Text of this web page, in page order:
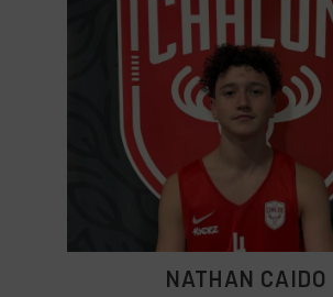
NATHAN CAIDO